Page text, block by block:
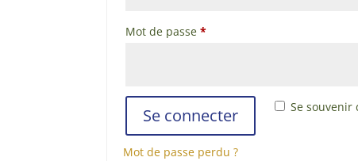
Mot de passe*Obligatoire
Se souvenir
Se connecter
Mot de passe perdu ?